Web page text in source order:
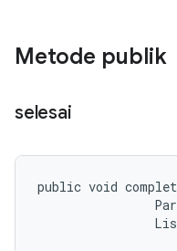
Metode publik
selesai
public void